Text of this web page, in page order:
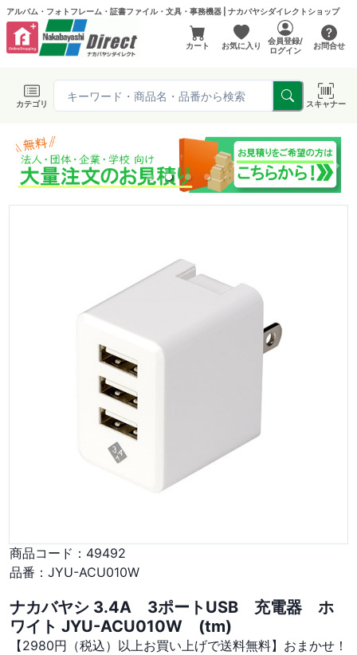
アルバム・フォトフレーム・証書ファイル・文具・事務機器 | ナカバヤシダイレクトショップ
カート お気に入り
会員登録/
ログイン
お問合せ
カテゴリ スキャナー
商品コード： 49492
品番： JYU-ACU010W
ナカバヤシ 3.4A 3ポートUSB 充電器 ホ
ワイト JYU-ACU010W (tm)
【2980円（税込）以上お買い上げで送料無料】おまかせ！